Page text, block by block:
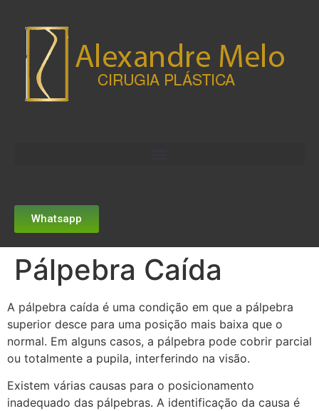
Whatsapp
Pálpebra Caída
A pálpebra caída é uma condição em que a pálpebra
superior desce para uma posição mais baixa que o
normal. Em alguns casos, a pálpebra pode cobrir parcial
ou totalmente a pupila, interferindo na visão.
Existem várias causas para o posicionamento
inadequado das pálpebras. A identificação da causa é